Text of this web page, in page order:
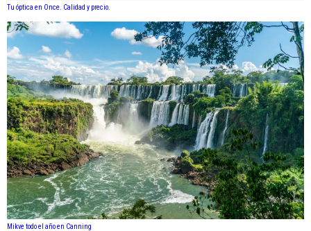
Tu óptica en Once. Calidad y precio.
Mikve todo el año en Canning